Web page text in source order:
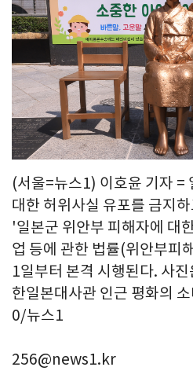
(서울=뉴스1) 이호윤 기자 =
대한 허위사실 유포를 금지
'일본군 위안부 피해자에 대
업 등에 관한 법률(위안부피
1일부터 본격 시행된다. 사
한일본대사관 인근 평화의
0/뉴스1
256@news1.kr